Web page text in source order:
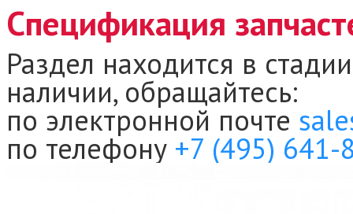
Спецификация
Раздел находится в
наличии, обращайтесь:
по электронной почте
по телефону +7 (495) 641-